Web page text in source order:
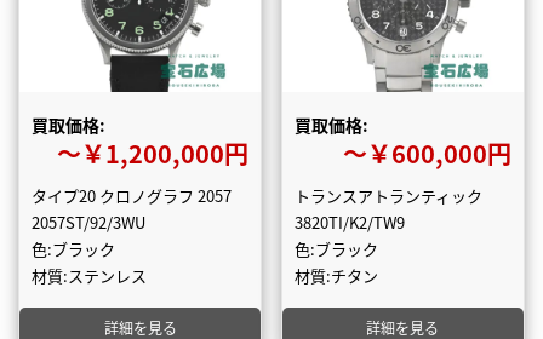
買取価格:
〜￥1,200,000円
タイプ20 クロノグラフ 2057
2057ST/92/3WU
色:ブラック
材質:ステンレス
詳細を見る
買取価格:
〜￥600,000円
トランスアトランティック
3820TI/K2/TW9
色:ブラック
材質:チタン
詳細を見る